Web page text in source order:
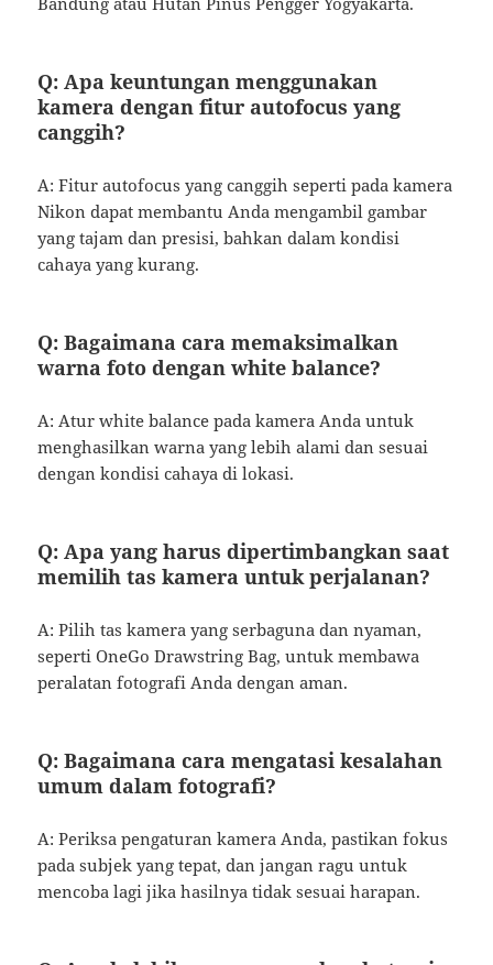
Q: Apa keuntungan menggunakan
kamera dengan fitur autofocus yang
canggih?
A: Fitur autofocus yang canggih seperti pada kamera
Nikon dapat membantu Anda mengambil gambar
yang tajam dan presisi, bahkan dalam kondisi
cahaya yang kurang.
Q: Bagaimana cara memaksimalkan
warna foto dengan white balance?
A: Atur white balance pada kamera Anda untuk
menghasilkan warna yang lebih alami dan sesuai
dengan kondisi cahaya di lokasi.
Q: Apa yang harus dipertimbangkan saat
memilih tas kamera untuk perjalanan?
A: Pilih tas kamera yang serbaguna dan nyaman,
seperti OneGo Drawstring Bag, untuk membawa
peralatan fotografi Anda dengan aman.
Q: Bagaimana cara mengatasi kesalahan
umum dalam fotografi?
A: Periksa pengaturan kamera Anda, pastikan fokus
pada subjek yang tepat, dan jangan ragu untuk
mencoba lagi jika hasilnya tidak sesuai harapan.